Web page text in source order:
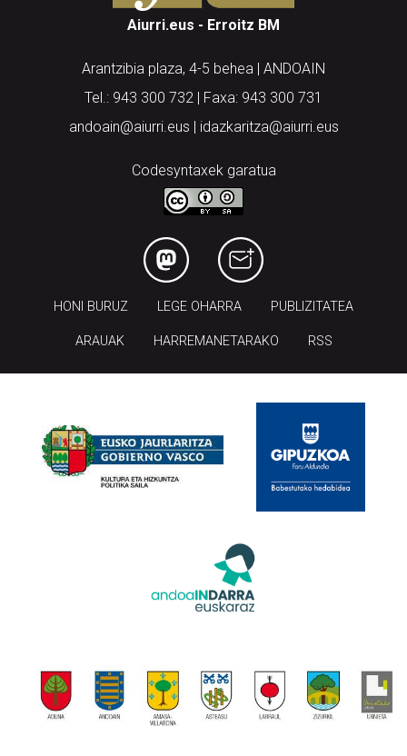
Aiurri.eus - Erroitz BM
Arantzibia plaza, 4-5 behea | ANDOAIN
Tel.: 943 300 732 | Faxa: 943 300 731
andoain@aiurri.eus | idazkaritza@aiurri.eus
Codesyntaxek garatua
HONI BURUZ LEGE OHARRA PUBLIZITATEA
ARAUAK HARREMANETARAKO RSS